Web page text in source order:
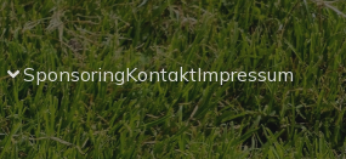
SponsoringKontaktImpressum